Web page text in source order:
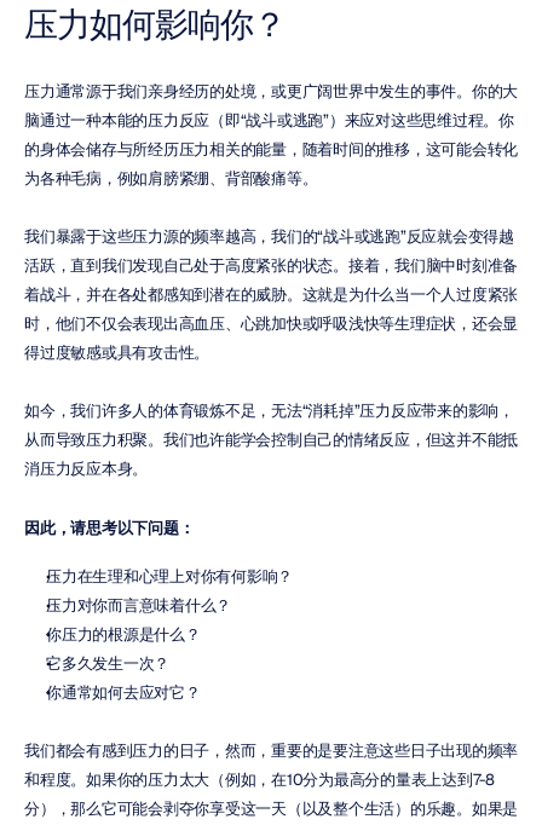
压力如何影响你？
压力通常源于我们亲身经历的处境，或更广阔世界中发生的事件。你的大
脑通过一种本能的压力反应（即“战斗或逃跑”）来应对这些思维过程。你
的身体会储存与所经历压力相关的能量，随着时间的推移，这可能会转化
为各种毛病，例如肩膀紧绷、背部酸痛等。
我们暴露于这些压力源的频率越高，我们的“战斗或逃跑”反应就会变得越
活跃，直到我们发现自己处于高度紧张的状态。接着，我们脑中时刻准备
着战斗，并在各处都感知到潜在的威胁。这就是为什么当一个人过度紧张
时，他们不仅会表现出高血压、心跳加快或呼吸浅快等生理症状，还会显
得过度敏感或具有攻击性。
如今，我们许多人的体育锻炼不足，无法“消耗掉”压力反应带来的影响，
从而导致压力积聚。我们也许能学会控制自己的情绪反应，但这并不能抵
消压力反应本身。
因此，请思考以下问题：
压力在生理和心理上对你有何影响？
压力对你而言意味着什么？
你压力的根源是什么？
它多久发生一次？
你通常如何去应对它？
我们都会有感到压力的日子，然而，重要的是要注意这些日子出现的频率
和程度。如果你的压力太大（例如，在10分为最高分的量表上达到7-8
分），那么它可能会剥夺你享受这一天（以及整个生活）的乐趣。如果是